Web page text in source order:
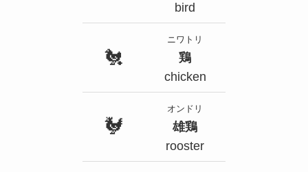
bird
🐔
ニワトリ
鶏
chicken
🐓
オンドリ
雄鶏
rooster